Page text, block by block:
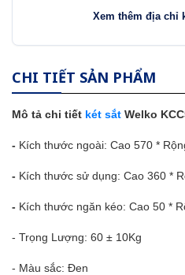
Xem thêm địa chỉ
CHI TIẾT SẢN PHẨM
Mô tả chi tiết két sắt Welko
- Kích thước ngoài: Cao 570 *
- Kích thước sử dụng: Cao 360 *
- Kích thước ngăn kéo: Cao 50 *
- Trọng Lượng: 60 ± 10Kg
- Màu sắc: Đen